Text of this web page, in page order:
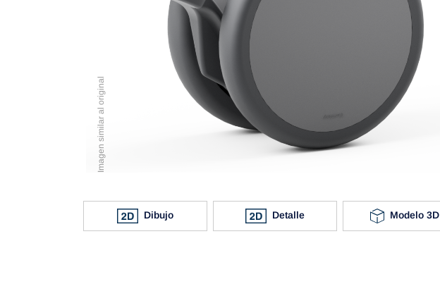
Imagen similar al original
Dibujo Detalle Modelo 3D